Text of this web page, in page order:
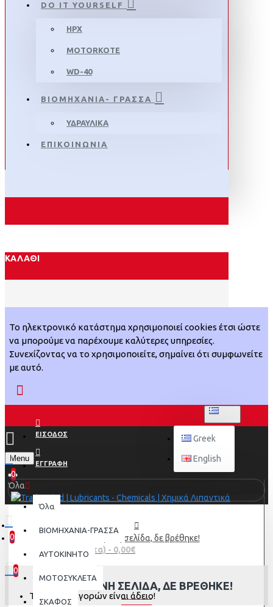
DO IT YOURSELF
HPX
MOTORKOTE
WD-40
ΒΙΟΜΗΧΑΝΙΑ- ΓΡΑΣΣΑ
ΥΔΡΑΥΛΙΚΑ
ΕΠΙΚΟΙΝΩΝΙΑ
ΚΑΛΆΘΙ
Το ηλεκτρονικό κατάστημα χρησιμοποιεί cookies έτσι ώστε
να μπορούμε να παρέχουμε καλύτερες υπηρεσίες.
Συνεχίζοντας να το χρησιμοποιείτε, σημαίνει ότι συμφωνείτε
με αυτό.
ΕΙΣΟΔΟΣ
ΕΓΓΡΑΦΗ
Greek
English
Menu
0
0
0 προϊόν(τα) - 0,00€
0
Το καλάθι αγορών είναι άδειο!
Όλα
Όλα
ΒΙΟΜΗΧΑΝΙΑ-ΓΡΑΣΣΑ
AYTOKINHTO
ΜΟΤΟΣΥΚΛΕΤΑ
ΣΚΑΦΟΣ
Η αιτούμενη σελίδα, δε βρέθηκε!
Η ΑΙΤΟΎΜΕΝΗ ΣΕΛΊΔΑ, ΔΕ ΒΡΈΘΗΚΕ!